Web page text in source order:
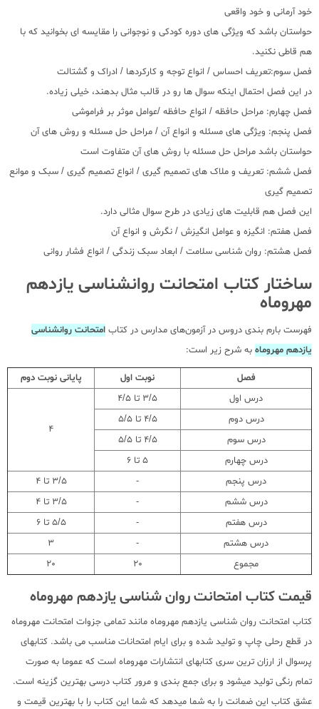
خود آرمانی و خود واقعی
حواستان باشد که ویژگی های دوره کودکی و نوجوانی را مقایسه ای بخوانید که با
هم قاطی نکنید.
فصل سوم:تعریف احساس / انواع توجه و کارکردها / ادراک و گشتالت
در این فصل احتمال اینکه سوال ها رو در قالب مثال بدهند، خیلی زیاده.
فصل چهارم: مراحل حافظه / انواع حافظه /عوامل موثر بر فراموشی
فصل پنجم: ویژگی های مسئله و انواع آن / مراحل حل مسئله و روش های آن
حواستان باشد مراحل حل مسئله با روش های آن متفاوت است
فصل ششم: تعریف و ملاک های تصمیم گیری / انواع تصمیم گیری / سبک و موانع
تصمیم گیری
این فصل هم قابلیت های زیادی در طرح سوال مثالی دارد.
فصل هفتم: انگیزه و عوامل انگیزش / نگرش و انواع آن
فصل هشتم: روان شناسی سلامت / ابعاد سبک زندگی / انواع فشار روانی
ساختار کتاب امتحانت روانشناسی یازدهم
مهروماه
فهرست بارم بندی دروس در آزمون‌های مدارس در کتاب امتحانت روانشناسی
یازدهم مهروماه به شرح زیر است:
فصل نوبت اول
پایانی نوبت دوم
درس اول
3/5 تا 4/5
4
درس دوم
4/5 تا 5/5
درس سوم
4/5 تا 5/5
درس چهارم
5 تا 6
درس پنجم
-
3/5 تا 4
درس ششم
-
3/5 تا 4
درس هفتم
-
5/5 تا 6
درس هشتم
-
3
مجموع
20
20
قیمت کتاب امتحانت روان شناسی یازدهم مهروماه
کتاب امتحانت روان شناسی یازدهم مهروماه مانند تمامی جزوات امتحانت مهروماه
در قطع رحلی چاپ و تولید شده و برای ایام امتحانات مناسب می باشد. کتابهای
پرسوال از ارزان ترین سری کتابهای انتشارات مهروماه است که عموما به صورت
تمام رنگی تولید میشود و برای جمع بندی و مرور کتاب درسی بهترین گزینه است.
عشق کتاب این ضمانت را به شما میدهد که شما این کتاب را با بهترین قیمت و